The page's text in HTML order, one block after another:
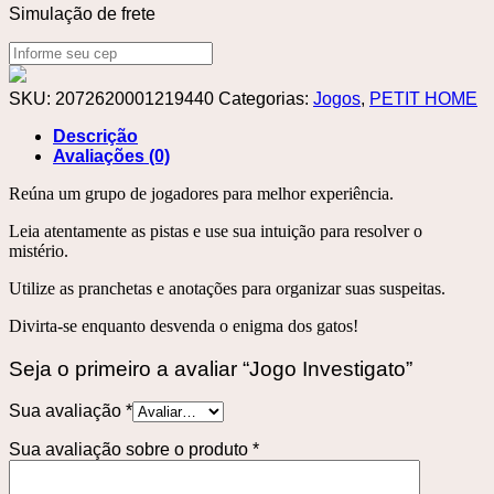
Simulação de frete
SKU: 2072620001219440 Categorias: Jogos, PETIT HOME
Descrição
Avaliações (0)
Reúna um grupo de jogadores para melhor experiência.
Leia atentamente as pistas e use sua intuição para resolver o
mistério.
Utilize as pranchetas e anotações para organizar suas suspeitas.
Divirta-se enquanto desvenda o enigma dos gatos!
Seja o primeiro a avaliar “Jogo Investigato”
Sua avaliação *
Sua avaliação sobre o produto *